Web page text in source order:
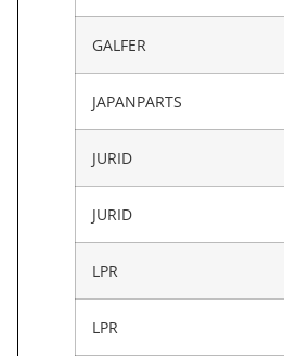
GALFER
JAPANPARTS
JURID
JURID
LPR
LPR